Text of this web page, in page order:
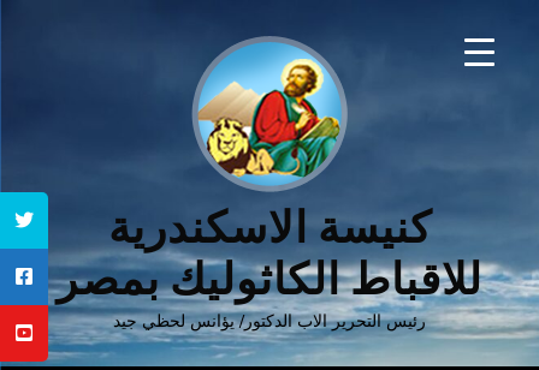
كنيسة الاسكندرية
للاقباط الكاثوليك بمصر
رئيس التحرير الاب الدكتور/ يؤانس لحظي جيد